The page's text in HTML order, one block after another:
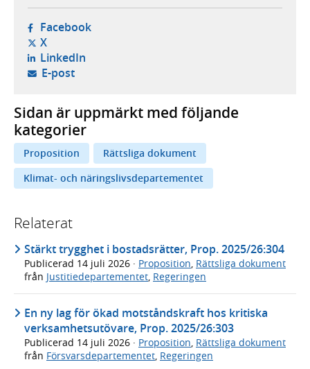
Facebook- öppnas i ny flik, extern webbplats,
X- öppnas i ny flik, extern webbplats,
LinkedIn- öppnas i ny flik, extern webbplats,
E-post- öppnar din e-postklient,
Sidan är uppmärkt med följande
kategorier
Proposition
Rättsliga dokument
Klimat- och näringslivsdepartementet
Relaterat
Stärkt trygghet i bostadsrätter, Prop. 2025/26:304
Publicerad 14 juli 2026 · Proposition, Rättsliga dokument
från Justitiedepartementet, Regeringen
En ny lag för ökad motståndskraft hos kritiska
verksamhetsutövare, Prop. 2025/26:303
Publicerad 14 juli 2026 · Proposition Rättsliga dokument
från Försvarsdepartementet Regeringen